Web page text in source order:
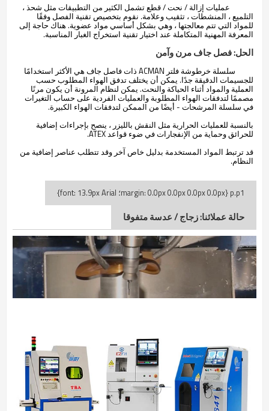
عمليات إزالة / نحت / قطع تشمل الكثير من التطبيقات مثل شحذ ،
التلميع ، المنشطات ، تثقيب وعلامة. نقوم بتخصيص تقنية الفصل وفقًا
للمواد التي تتم معالجتها ، وهي بشكل أساسي مواد عضوية. هناك حاجة إلى
المعرفة المهنية المتكاملة عند اختيار تقنية استخراج الغبار المناسبة.
الحل: فصل جاف مرن وآمن
سلسلة خرطوشة فلتر ACMAN ذات فاصل جاف هي الأكثر استخدامًا
للجسيمات الدقيقة جدًا. يمكن أن يختلف تدفق الهواء المطلوب حسب
العملية والمواد أثناء الحياكة والنحت. يمكن لنظام المرونة أن يكون مرنًا
مصممًا لتدفقات الهواء المطلوبة والعمليات الفردية على حساب التغيرات
في سلسلة المرشحات - أيضًا من الممكن لتدفقات الهواء الكبيرة.
بالنسبة للعمليات الحرارية مثل النقش بالليزر ، ينصح بإجراءات إضافية
للحرائق وحماية من الإنفجارات في ضوء قواعد ATEX.
قد ترتبط المواد المستخدمة بدليل خاص آخر وقد تتطلب عناصر إضافية من
النظام.
حالة عملائنا: زجاج / عدسة متفوقا